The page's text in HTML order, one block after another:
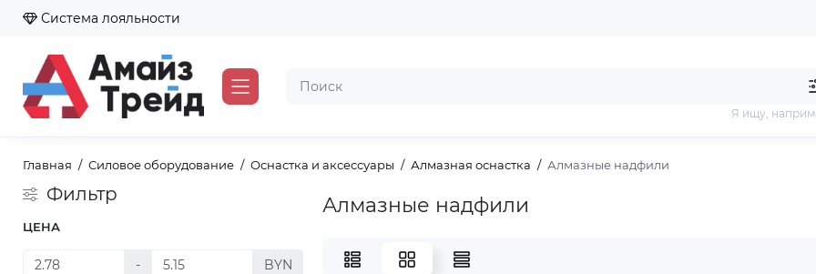
Система лояльности
Я ищу,
Главная Силовое оборудование Оснастка и аксессуары Алмазная оснастка Алмазные надфили
Фильтр
ЦЕНА
- BYN
Алмазные надфили